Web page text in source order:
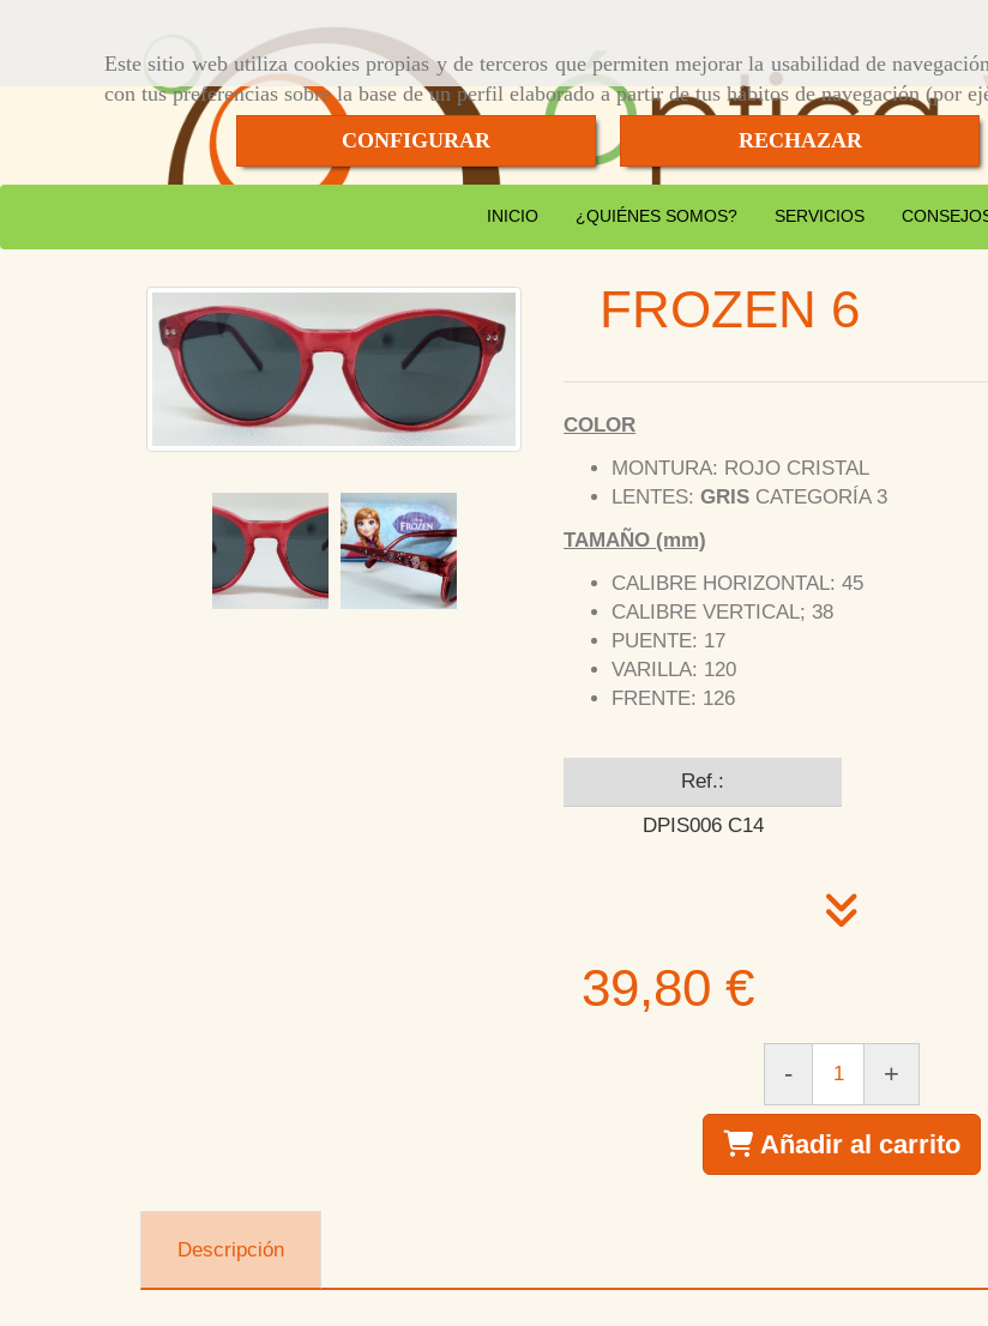
Este sitio web utiliza cookies propias y de terceros que permiten mejorar la usabilidad de
con tus preferencias sobre la base de un perfil elaborado a partir de tus hábitos de navegación (por
CONFIGURAR
RECHAZAR
INICIO ¿QUIÉNES SOMOS? SERVICIOS
FROZEN 6
COLOR
MONTURA: ROJO CRISTAL
LENTES:GRIS CATEGORÍA 3
TAMAÑO (mm)
CALIBRE HORIZONTAL: 45
CALIBRE VERTICAL; 38
PUENTE: 17
VARILLA: 120
FRENTE: 126
Ref.:
DPIS006 C14
39,80 €
- +
Añadir al carrito
Descripción